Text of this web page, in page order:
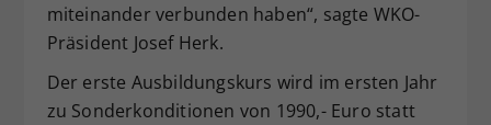
miteinander verbunden haben“, sagte WKO-
Präsident Josef Herk.
Der erste Ausbildungskurs wird im ersten Jahr
zu Sonderkonditionen von 1990,- Euro statt